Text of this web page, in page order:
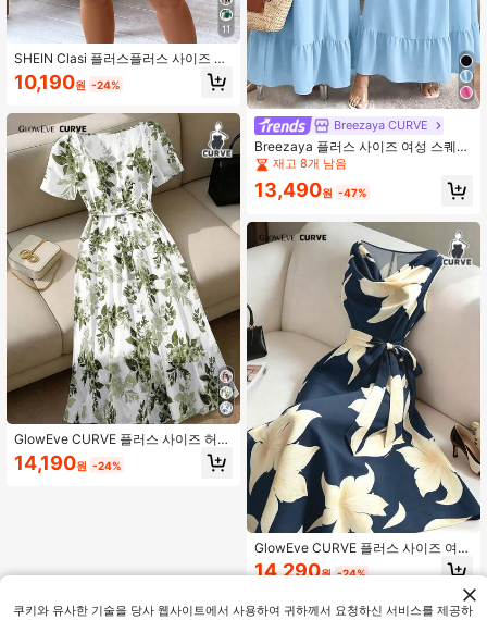
11
SHEIN Clasi 플러스플러스 사이즈 플
로럴 프린트 캐주얼 루즈핏 미니 드레
스, 여름에 적합
10,190원 -24%
GlowEve CURVE 플러스 사이즈 허리
조임 드레스, 편안하고 우아한 스퀘어
넥, 슬리밍 및 다용도, 데이트, 출퇴근
14,190원 -24%
Breezaya CURVE
Breezaya 플러스 사이즈 여성 스퀘어
넥 캡 슬리브 캐주얼 휴가 플레어 드레
스
재고 8개 남음
13,490원 -47%
GlowEve CURVE 플러스 사이즈 여성
우아한 민소매 꽃무늬 프린트 드레스
보우 타이 허리
14,290원 -24%
쿠키와 유사한 기술을 당사 웹사이트에서 사용하여 귀하께서 요청하신 서비스를 제공하